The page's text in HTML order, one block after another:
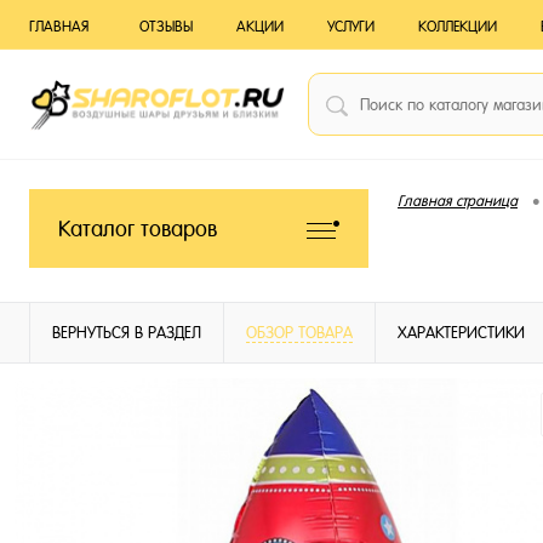
ГЛАВНАЯ ОТЗЫВЫ АКЦИИ УСЛУГИ КОЛЛЕКЦИИ
Каталог товаров
Главная страница •
ВЕРНУТЬСЯ В РАЗДЕЛ ОБЗОР ТОВАРА ХАРАКТЕРИСТИКИ